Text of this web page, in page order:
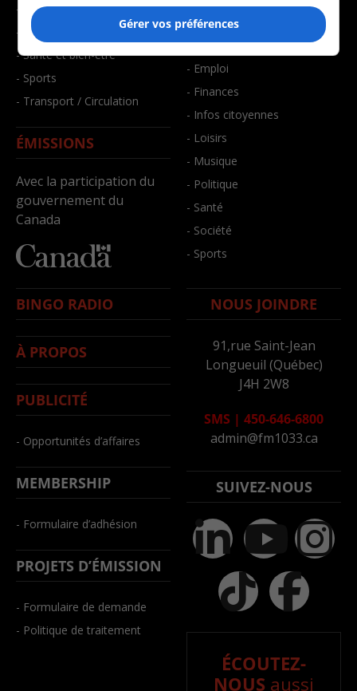
- Environnement
- Faits divers
- Santé et bien-être
- Sports
- Transport / Circulation
ÉMISSIONS
Avec la participation du
gouvernement du
Canada
- Art de vivre
- Bien-être
- Emploi
- Finances
- Infos citoyennes
- Loisirs
- Musique
- Politique
- Santé
- Société
- Sports
BINGO RADIO
À PROPOS
PUBLICITÉ
- Opportunités d’affaires
MEMBERSHIP
- Formulaire d’adhésion
PROJETS D’ÉMISSION
- Formulaire de demande
- Politique de traitement
NOUS JOINDRE
91,rue Saint-Jean
Longueuil (Québec)
J4H 2W8
SMS | 450-646-6800
admin@fm1033.ca
SUIVEZ-NOUS
ÉCOUTEZ-
NOUS aussi
Gérer vos préférences